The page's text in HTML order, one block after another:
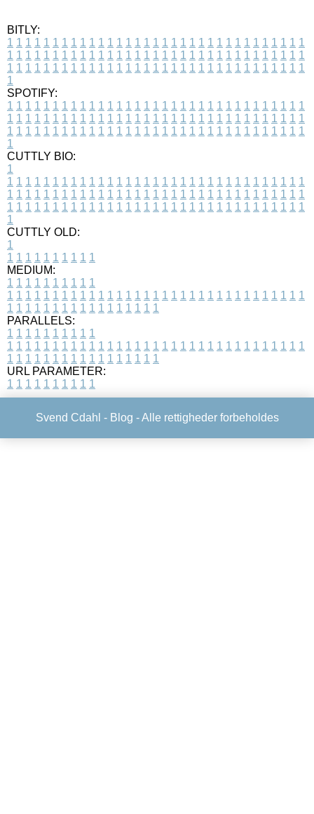
BITLY:
1 1 1 1 1 1 1 1 1 1 1 1 1 1 1 1 1 1 1 1 1 1 1 1 1 1 1 1 1 1 1 1 1
1 1 1 1 1 1 1 1 1 1 1 1 1 1 1 1 1 1 1 1 1 1 1 1 1 1 1 1 1 1 1 1 1
1 1 1 1 1 1 1 1 1 1 1 1 1 1 1 1 1 1 1 1 1 1 1 1 1 1 1 1 1 1 1 1 1
1
SPOTIFY:
1 1 1 1 1 1 1 1 1 1 1 1 1 1 1 1 1 1 1 1 1 1 1 1 1 1 1 1 1 1 1 1 1
1 1 1 1 1 1 1 1 1 1 1 1 1 1 1 1 1 1 1 1 1 1 1 1 1 1 1 1 1 1 1 1 1
1 1 1 1 1 1 1 1 1 1 1 1 1 1 1 1 1 1 1 1 1 1 1 1 1 1 1 1 1 1 1 1 1
1
CUTTLY BIO:
1
1 1 1 1 1 1 1 1 1 1 1 1 1 1 1 1 1 1 1 1 1 1 1 1 1 1 1 1 1 1 1 1 1
1 1 1 1 1 1 1 1 1 1 1 1 1 1 1 1 1 1 1 1 1 1 1 1 1 1 1 1 1 1 1 1 1
1 1 1 1 1 1 1 1 1 1 1 1 1 1 1 1 1 1 1 1 1 1 1 1 1 1 1 1 1 1 1 1 1
1
CUTTLY OLD:
1
1 1 1 1 1 1 1 1 1 1
MEDIUM:
1 1 1 1 1 1 1 1 1 1
1 1 1 1 1 1 1 1 1 1 1 1 1 1 1 1 1 1 1 1 1 1 1 1 1 1 1 1 1 1 1 1 1
1 1 1 1 1 1 1 1 1 1 1 1 1 1 1 1 1
PARALLELS:
1 1 1 1 1 1 1 1 1 1
1 1 1 1 1 1 1 1 1 1 1 1 1 1 1 1 1 1 1 1 1 1 1 1 1 1 1 1 1 1 1 1 1
1 1 1 1 1 1 1 1 1 1 1 1 1 1 1 1 1
URL PARAMETER:
1 1 1 1 1 1 1 1 1 1
Svend Cdahl - Blog - Alle rettigheder forbeholdes